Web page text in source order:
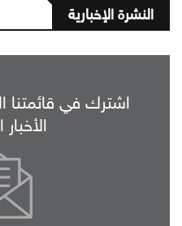
النشرة الإخبارية
اشترك في قائمتنا